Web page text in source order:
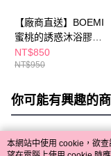
【廠商直送】BOEMI
蜜桃的誘惑沐浴膠
250ml
NT$850
NT$950
你可能有興趣的
本網站中使用 cookie，欲查